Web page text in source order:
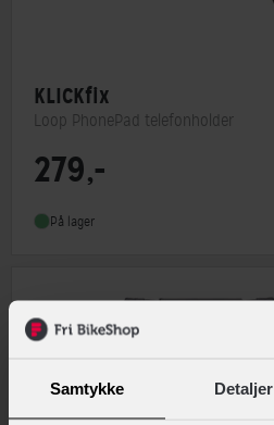
Samtykke Detaljer
KLICKfix
Loop PhonePad telefonholder
279,-
På lager